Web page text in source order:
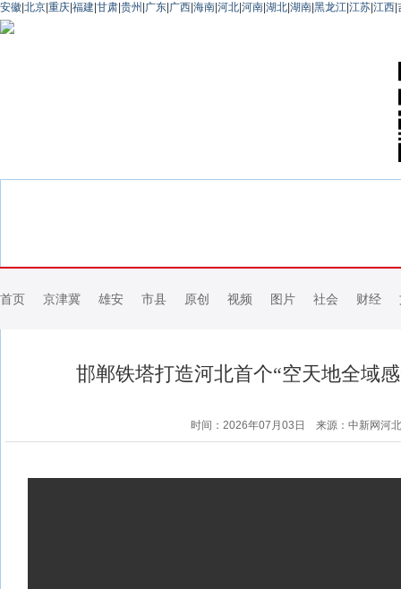
安徽 北京 重庆 福建 甘肃 贵州 广东 广西 海南 河北 河南 湖北 湖南 黑龙江 江苏 江西
首页 京津冀 雄安 市县 原创 视频 图片 社会 财经
邯郸铁塔打造河北首个“空天地全域
时间：2026年07月03日 来源：中新网河北